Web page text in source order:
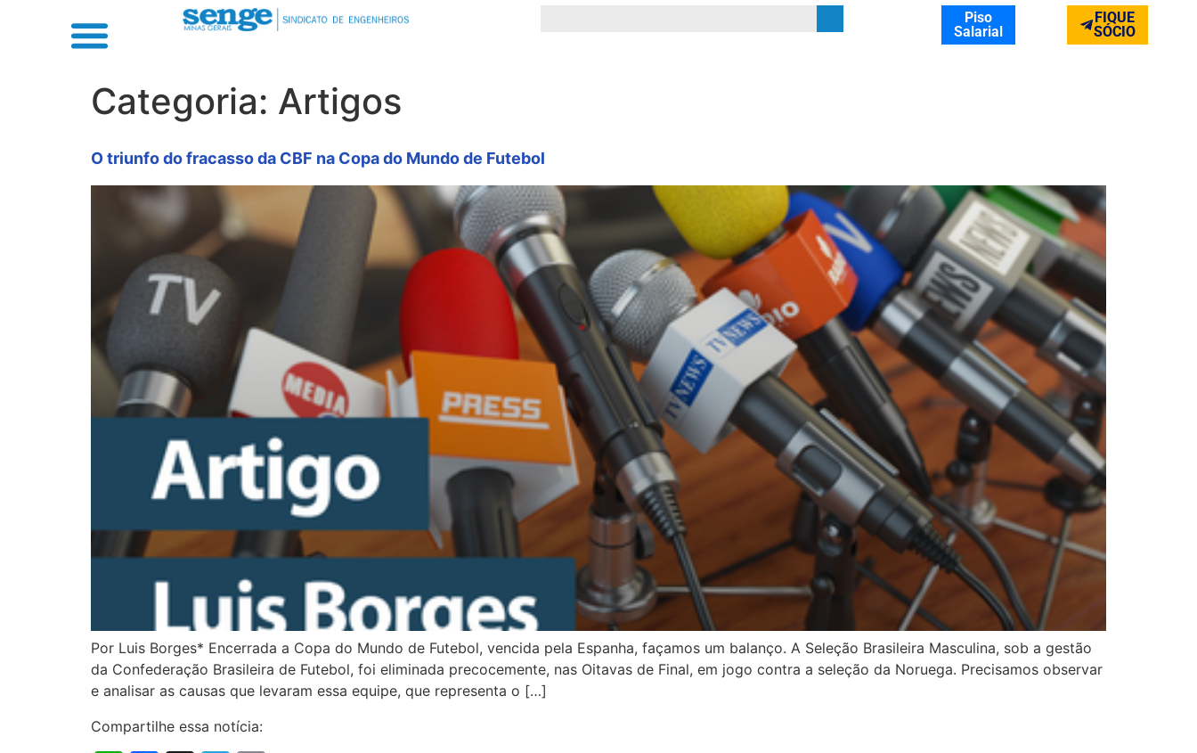
Piso
Salarial
FIQUE
SÓCIO
Categoria: Artigos
O triunfo do fracasso da CBF na Copa do Mundo de Futebol
Por Luis Borges* Encerrada a Copa do Mundo de Futebol, vencida pela Espanha, façamos um balanço. A Seleção Brasileira Masculina, sob a gestão
da Confederação Brasileira de Futebol, foi eliminada precocemente, nas Oitavas de Final, em jogo contra a seleção da Noruega. Precisamos observar
e analisar as causas que levaram essa equipe, que representa o […]
Compartilhe essa notícia: